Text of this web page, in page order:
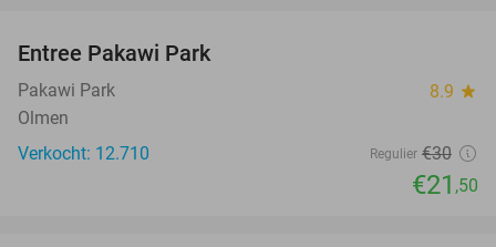
Entree Pakawi Park
Pakawi Park 8.9 star
Olmen
Verkocht: 12.710
Regulier €30
€21 ,50